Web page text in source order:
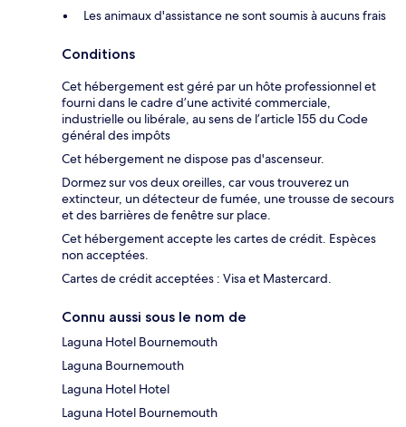
Les animaux d'assistance ne sont soumis à aucuns frais
Conditions
Cet hébergement est géré par un hôte professionnel et
fourni dans le cadre d’une activité commerciale,
industrielle ou libérale, au sens de l’article 155 du Code
général des impôts
Cet hébergement ne dispose pas d'ascenseur.
Dormez sur vos deux oreilles, car vous trouverez un
extincteur, un détecteur de fumée, une trousse de secours
et des barrières de fenêtre sur place.
Cet hébergement accepte les cartes de crédit. Espèces
non acceptées.
Cartes de crédit acceptées : Visa et Mastercard.
Connu aussi sous le nom de
Laguna Hotel Bournemouth
Laguna Bournemouth
Laguna Hotel Hotel
Laguna Hotel Bournemouth